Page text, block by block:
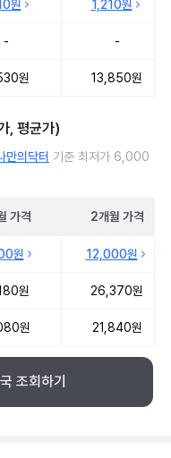
원 1,210원
- -
원 13,850원
, 평균가)
만의닥터 기준 최저가 6,000
가격 2개월 가격
원 12,000원
원 26,370원
원 21,840원
조회하기